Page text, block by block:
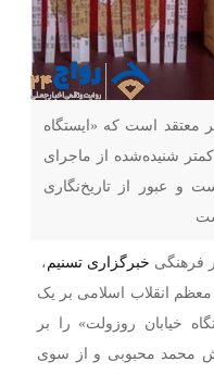
معتقد است که «ایستگاه
شنیده‌شده از ماجرای
و عبور از تاریخ‌نگاری
خبرگزاری تسنیم،‌
انقلاب اسلامی بر یک
خیابان روزولت» را بر
محمد محبوبی و از سوی